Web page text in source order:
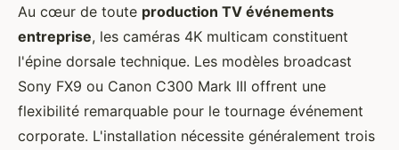
Au cœur de toute production TV événements
entreprise, les caméras 4K multicam constituent
l'épine dorsale technique. Les modèles broadcast
Sony FX9 ou Canon C300 Mark III offrent une
flexibilité remarquable pour le tournage événement
corporate. L'installation nécessite généralement trois